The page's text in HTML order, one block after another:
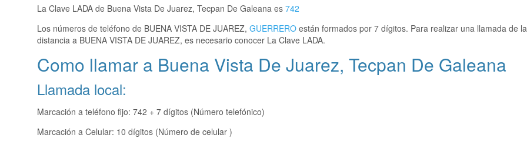
La Clave LADA de Buena Vista De Juarez, Tecpan De Galeana es 742
Los números de teléfono de BUENA VISTA DE JUAREZ, GUERRERO están formados por 7 dígitos. Para realizar una llamada de
distancia a BUENA VISTA DE JUAREZ, es necesario conocer La Clave LADA.
Como llamar a Buena Vista De Juarez, Tecpan De Galeana
Llamada local:
Marcación a teléfono fijo: 742 + 7 dígitos (Número telefónico)
Marcación a Celular: 10 dígitos (Número de celular )